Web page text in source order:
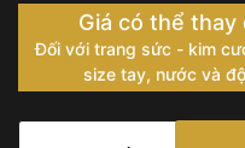
Giá có thể
Đối với trang sức - kim
size tay, nước và
Đồng